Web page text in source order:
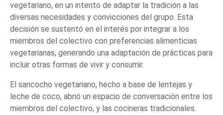
vegetariano, en un intento de adaptar la tradición a las
diversas necesidades y convicciones del grupo. Esta
decisión se sustentó en el interés por integrar a los
miembros del colectivo con preferencias alimenticias
vegetarianas, generando una adaptación de prácticas para
incluir otras formas de vivir y consumir.
El sancocho vegetariano, hecho a base de lentejas y
leche de coco, abrió un espacio de conversación entre los
miembros del colectivo, y las cocineras tradicionales.